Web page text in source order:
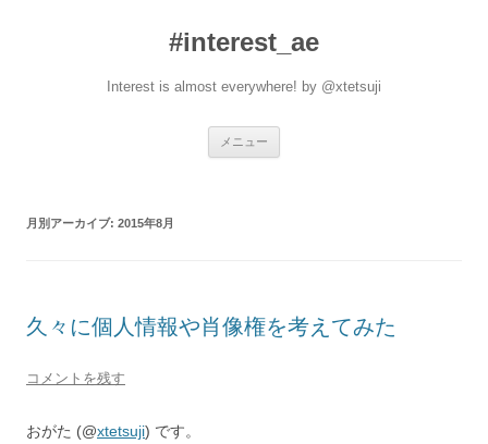
#interest_ae
Interest is almost everywhere! by @xtetsuji
メニュー
月別アーカイブ: 2015年8月
久々に個人情報や肖像権を考えてみた
コメントを残す
おがた (@xtetsuji) です。